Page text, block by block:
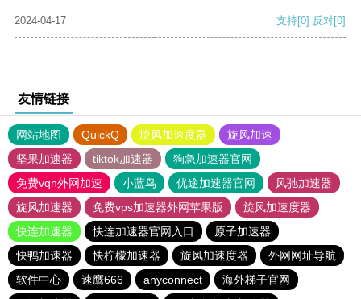
2024-04-17 支持[0] 反对[0]
友情链接
网站地图 QuickQ 旋风加速度器
旋风加速
坚果加速器
tiktok加速器
狗急加速器官网
免费vqn外网加速
小蓝鸟 优途加速器官网
风驰加速器
旋风加速器
免费vps加速器外网苹果版
旋风加速度器
快连加速器
快连加速器官网入口
原子加速器
快鸭加速器
快柠檬加速器 旋风加速度器
外网网址导航
软件中心
速鹰666 anyconnect
海外梯子官网